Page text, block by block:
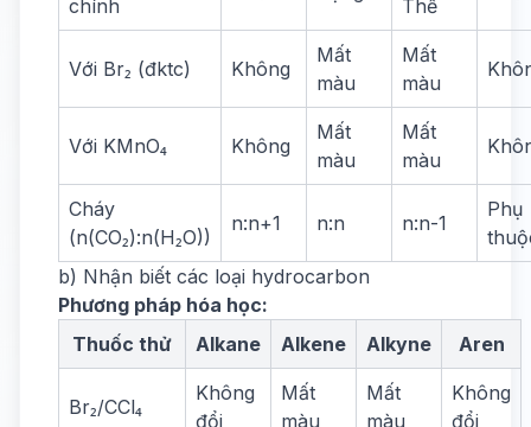
chính
Thế
Với Br₂ (đktc) Không
Mất
màu
Mất
màu
Với KMnO₄ Không
Mất
màu
Mất
màu
Cháy
(n(CO₂):n(H₂O))
n:n+1 n:n n:n-1
Phụ
b) Nhận biết các loại hydrocarbon
Phương pháp hóa học:
Thuốc thử
Alkane Alkene Alkyne Aren
Br₂/CCl₄
Không
đổi
Mất
màu
Mất
màu
Không
đổi